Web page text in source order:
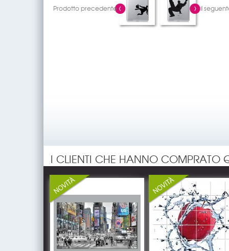
Prodotto precedente il
I CLIENTI CHE HANNO COMPRATO